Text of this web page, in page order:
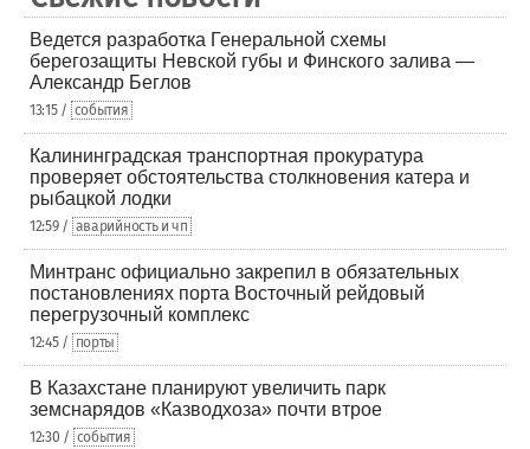
Ведется разработка Генеральной схемы
берегозащиты Невской губы и Финского залива —
Александр Беглов
13:15 / события
Калининградская транспортная прокуратура
проверяет обстоятельства столкновения катера и
рыбацкой лодки
12:59 / аварийность и чп
Минтранс официально закрепил в обязательных
постановлениях порта Восточный рейдовый
перегрузочный комплекс
12:45 / порты
В Казахстане планируют увеличить парк
земснарядов «Казводхоза» почти втрое
12:30 / события